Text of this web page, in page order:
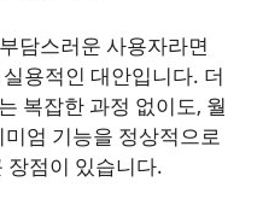
담스러운 사용자라면
용적인 대안입니다. 더
복잡한 과정 없이도, 월
엄 기능을 정상적으로
장점이 있습니다.